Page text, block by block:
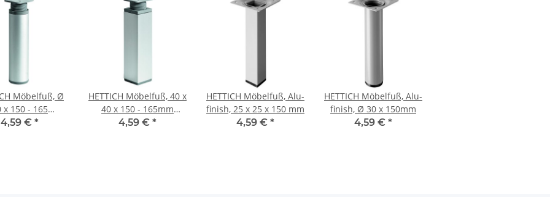
Möbelfuß, Ø
x 150 - 165
Stahl,
4,59 € *
HETTICH Möbelfuß, 40 x
40 x 150 - 165mm
höhenverstellbar, Stahl,
4,59 € *
HETTICH Möbelfuß, Alu-
finish, 25 x 25 x 150 mm
4,59 € *
HETTICH Möbelfuß, Alu-
finish, Ø 30 x 150mm
4,59 € *